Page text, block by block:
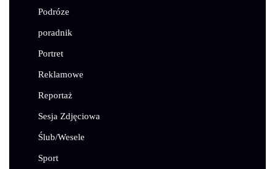
Podróze
poradnik
Portret
Reklamowe
Reportaż
Sesja Zdjęciowa
Ślub/Wesele
Sport